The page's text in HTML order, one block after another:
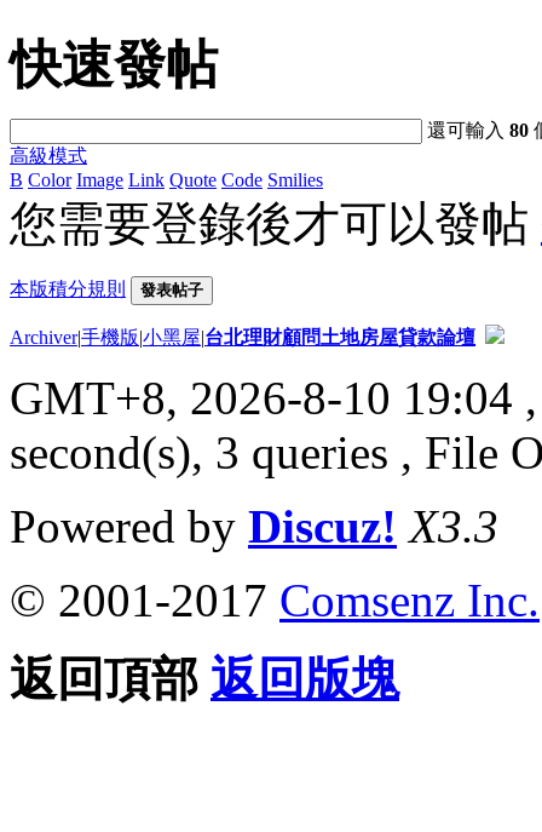
快速發帖
還可輸入80
高級模式
B Color Image Link Quote Code Smilies
您需要登錄後才可以發帖
本版積分規則 發表帖子
Archiver|手機版|小黑屋|台北理財顧問土地房屋貸款論壇
GMT+8, 2026-8-10 19:04
second(s), 3 queries , File
Powered by Discuz! X3.3
© 2001-2017 Comsenz Inc.
返回頂部 返回版塊